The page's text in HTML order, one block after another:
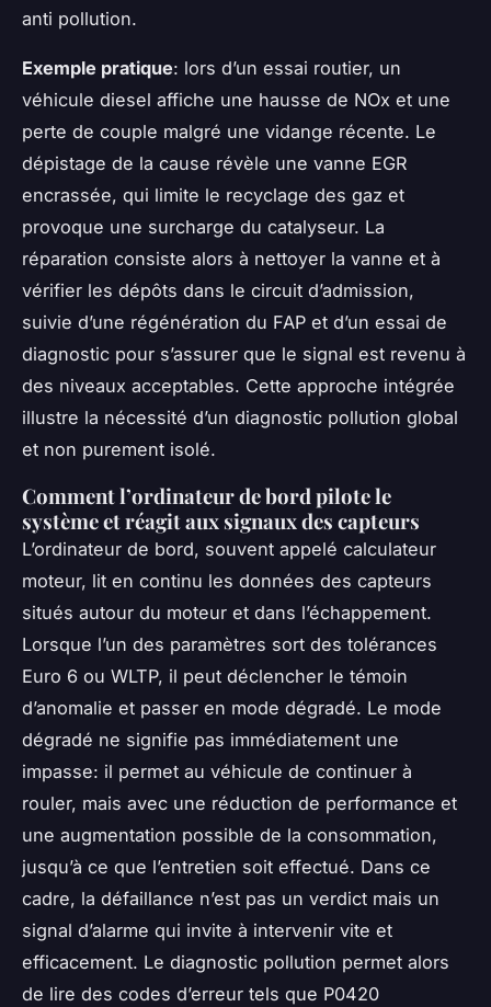
anti pollution.
Exemple pratique: lors d’un essai routier, un
véhicule diesel affiche une hausse de NOx et une
perte de couple malgré une vidange récente. Le
dépistage de la cause révèle une vanne EGR
encrassée, qui limite le recyclage des gaz et
provoque une surcharge du catalyseur. La
réparation consiste alors à nettoyer la vanne et à
vérifier les dépôts dans le circuit d’admission,
suivie d’une régénération du FAP et d’un essai de
diagnostic pour s’assurer que le signal est revenu à
des niveaux acceptables. Cette approche intégrée
illustre la nécessité d’un diagnostic pollution global
et non purement isolé.
Comment l’ordinateur de bord pilote le
système et réagit aux signaux des capteurs
L’ordinateur de bord, souvent appelé calculateur
moteur, lit en continu les données des capteurs
situés autour du moteur et dans l’échappement.
Lorsque l’un des paramètres sort des tolérances
Euro 6 ou WLTP, il peut déclencher le témoin
d’anomalie et passer en mode dégradé. Le mode
dégradé ne signifie pas immédiatement une
impasse: il permet au véhicule de continuer à
rouler, mais avec une réduction de performance et
une augmentation possible de la consommation,
jusqu’à ce que l’entretien soit effectué. Dans ce
cadre, la défaillance n’est pas un verdict mais un
signal d’alarme qui invite à intervenir vite et
efficacement. Le diagnostic pollution permet alors
de lire des codes d’erreur tels que P0420